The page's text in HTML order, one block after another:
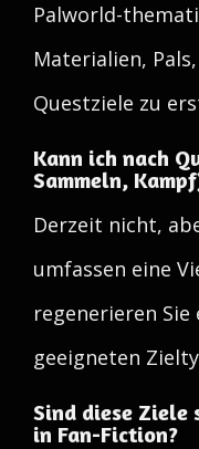
Palworld-
Materialien,
Questziele zu
Kann ich nach
Sammeln,
Derzeit nicht,
umfassen eine
regenerieren Sie
geeigneten
Sind diese Ziele
in Fan-Fiction?